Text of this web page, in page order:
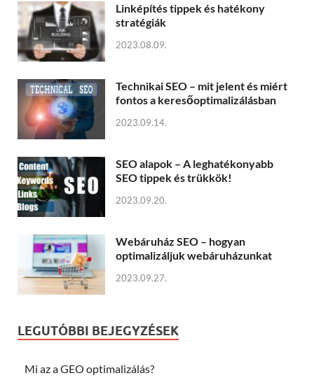
Linképítés tippek és hatékony
stratégiák
2023.08.09.
Technikai SEO – mit jelent és miért
fontos a keresőoptimalizálásban
2023.09.14.
SEO alapok – A leghatékonyabb
SEO tippek és trükkök!
2023.09.20.
Webáruház SEO – hogyan
optimalizáljuk webáruházunkat
2023.09.27.
LEGUTÓBBI BEJEGYZÉSEK
Mi az a GEO optimalizálás?